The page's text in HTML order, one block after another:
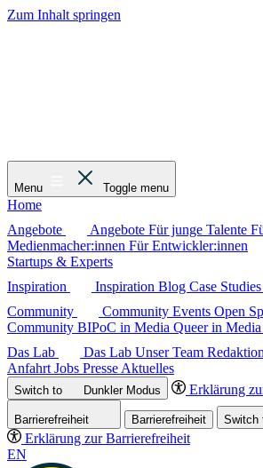
Zum Inhalt springen
Menu Toggle menu
Home
Angebote
Angebote Für junge Talente
Medienmacher:innen Für Entwickler:innen
Startups & Experts
Inspiration
Inspiration Blog Case Studies
Community
Community Events Open
Community BIPoC in Media Queer in Media
Das Lab
Das Lab Unser Team
Anfahrt Jobs Presse Aktuelles
Switch to DunklerModus Erklärung
Barrierefreiheit Barrierefreiheit Switch
Erklärung zur Barrierefreiheit
EN